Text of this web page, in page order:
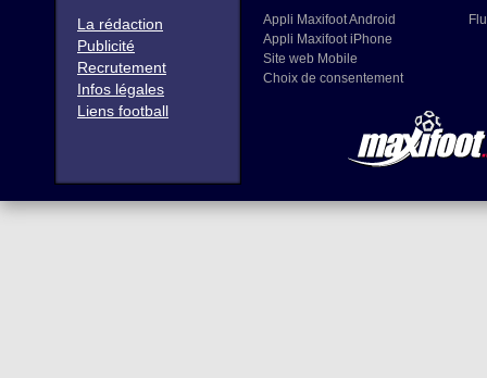
La rédaction
Publicité
Recrutement
Infos légales
Liens football
Appli Maxifoot Android
Appli Maxifoot iPhone
Site web Mobile
Choix de consentement